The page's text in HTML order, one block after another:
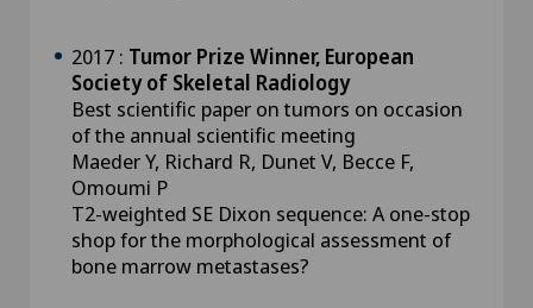
2017 : Tumor Prize Winner, European
Society of Skeletal Radiology
Best scientific paper on tumors on occasion
of the annual scientific meeting
Maeder Y, Richard R, Dunet V, Becce F,
Omoumi P
T2-weighted SE Dixon sequence: A one-stop
shop for the morphological assessment of
bone marrow metastases?